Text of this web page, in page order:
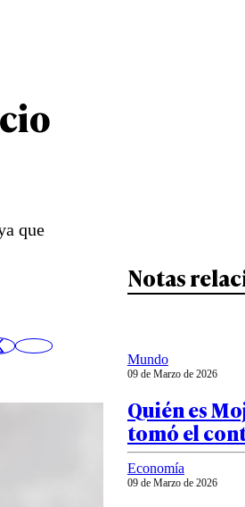
que
Notas
Mundo
09 de Marzo de 2026
Quién es
tomó el
Economía
09 de Marzo de 2026